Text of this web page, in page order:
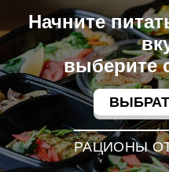
Начните
выберите
РАЦИОНЫ